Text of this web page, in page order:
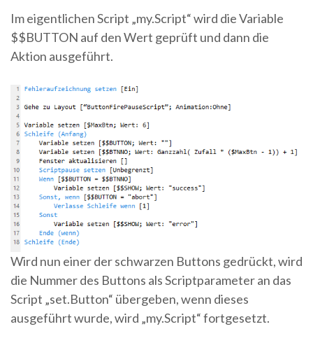
Im eigentlichen Script „my.Script“ wird die Variable
$$BUTTON auf den Wert geprüft und dann die
Aktion ausgeführt.
Wird nun einer der schwarzen Buttons gedrückt, wird
die Nummer des Buttons als Scriptparameter an das
Script „set.Button“ übergeben, wenn dieses
ausgeführt wurde, wird „my.Script“ fortgesetzt.